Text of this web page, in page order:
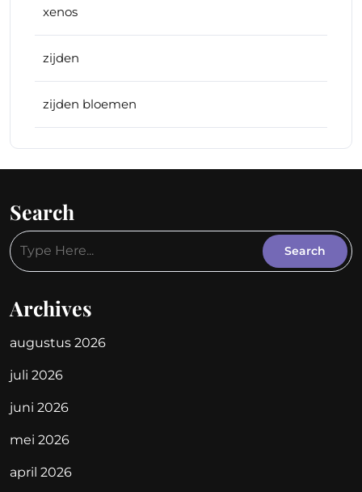
xenos
zijden
zijden bloemen
Search
Archives
augustus 2026
juli 2026
juni 2026
mei 2026
april 2026